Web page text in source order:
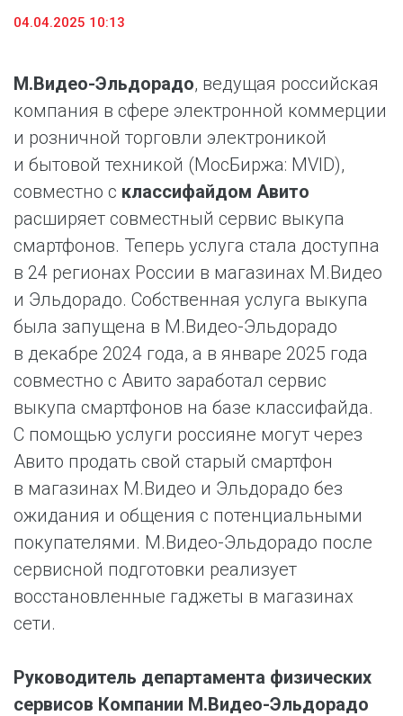
04.04.2025 10:13
М.Видео-Эльдорадо, ведущая российская
компания в сфере электронной коммерции
и розничной торговли электроникой
и бытовой техникой (МосБиржа: MVID),
совместно с классифайдом Авито
расширяет совместный сервис выкупа
смартфонов. Теперь услуга стала доступна
в 24 регионах России в магазинах М.Видео
и Эльдорадо. Собственная услуга выкупа
была запущена в М.Видео-Эльдорадо
в декабре 2024 года, а в январе 2025 года
совместно с Авито заработал сервис
выкупа смартфонов на базе классифайда.
С помощью услуги россияне могут через
Авито продать свой старый смартфон
в магазинах М.Видео и Эльдорадо без
ожидания и общения с потенциальными
покупателями. М.Видео-Эльдорадо после
сервисной подготовки реализует
восстановленные гаджеты в магазинах
сети.
Руководитель департамента физических
сервисов Компании М.Видео-Эльдорадо